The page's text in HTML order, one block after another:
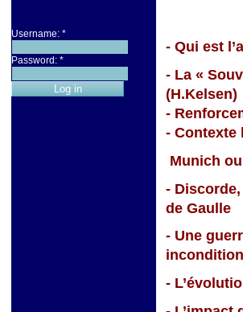
Username: *
Password: *
- Qui est
- La «
(H.Kelsen)
-
-
Munich
-
de Gaulle
- Une
-